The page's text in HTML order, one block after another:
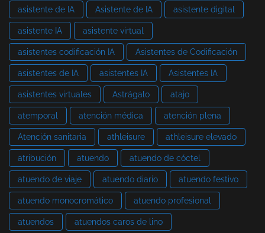
asistente de IA Asistente de IA asistente digital
asistente IA asistente virtual
asistentes codificación IA Asistentes de Codificación
asistentes de IA asistentes IA Asistentes IA
asistentes virtuales Astrágalo atajo
atemporal atención médica atención plena
Atención sanitaria athleisure athleisure elevado
atribución atuendo atuendo de cóctel
atuendo de viaje atuendo diario atuendo festivo
atuendo monocromático atuendo profesional
atuendos atuendos caros de lino